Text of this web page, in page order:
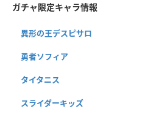
ガチャ限定キャラ情報
異形の王デスピサロ
勇者ソフィア
タイタニス
スライダーキッズ